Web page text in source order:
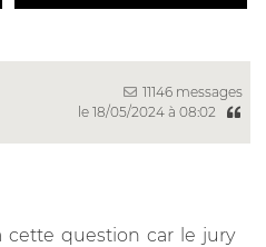
11146 messages
le 18/05/2024 à 08:02
cette question car le jury